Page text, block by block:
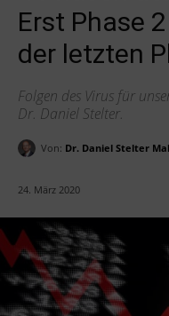
Erst Phase
der letzten
Folgen des Virus für
Dr. Daniel Stelter.
Von: Dr. Daniel Stelter
24. März 2020